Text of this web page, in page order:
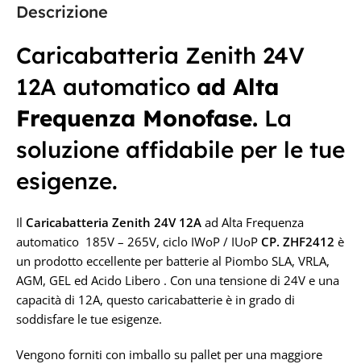
Descrizione
Caricabatteria Zenith 24V
12A automatico ad Alta
Frequenza Monofase. La
soluzione affidabile per le tue
esigenze.
Il Caricabatteria Zenith 24V 12A ad Alta Frequenza
automatico 185V – 265V, ciclo IWoP / IUoP CP. ZHF2412 è
un prodotto eccellente per batterie al Piombo SLA, VRLA,
AGM, GEL ed Acido Libero . Con una tensione di 24V e una
capacità di 12A, questo caricabatterie è in grado di
soddisfare le tue esigenze.
Vengono forniti con imballo su pallet per una maggiore
PRODUTTORE
Zenith
CAPACITÀ IN AH
25A
TENSIONE IN VOLT
12V
CAPACITÀ IN AH
20Ah
TENSIONE IN VOLT